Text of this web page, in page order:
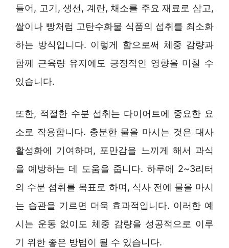
들어, 고기, 생선, 계란, 채소를 주요 재료로 삼고,
쌀이나 빵처럼 고탄수화물 식품의 섭취를 최소화
하는 방식입니다. 이렇게 함으로써 체중 감량과
함께 근육량 유지에도 긍정적인 영향을 미칠 수
있습니다.
또한, 적절한 수분 섭취는 다이어트에 중요한 요
소로 작용합니다. 충분한 물을 마시는 것은 대사
활성화에 기여하며, 포만감을 느끼게 해서 과식
을 예방하는 데 도움을 줍니다. 하루에 2~3리터
의 수분 섭취를 목표로 하며, 식사 전에 물을 마시
는 습관을 기르면 더욱 효과적입니다. 이러한 예
시는 운동 없이도 체중 감량을 성공적으로 이루
기 위한 좋은 방법이 될 수 있습니다.